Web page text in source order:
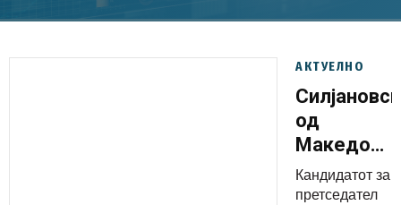
МОЗАИК
АКТУЕЛНО
од
Каменица:
Не само
Кандидатот за
претседател